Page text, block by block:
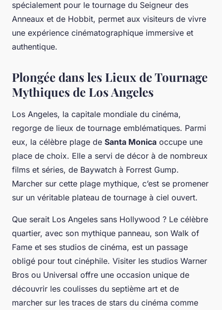
spécialement pour le tournage du Seigneur des
Anneaux et de Hobbit, permet aux visiteurs de vivre
une expérience cinématographique immersive et
authentique.
Plongée dans les Lieux de Tournage
Mythiques de Los Angeles
Los Angeles, la capitale mondiale du cinéma,
regorge de lieux de tournage emblématiques. Parmi
eux, la célèbre plage de Santa Monica occupe une
place de choix. Elle a servi de décor à de nombreux
films et séries, de Baywatch à Forrest Gump.
Marcher sur cette plage mythique, c’est se promener
sur un véritable plateau de tournage à ciel ouvert.
Que serait Los Angeles sans Hollywood ? Le célèbre
quartier, avec son mythique panneau, son Walk of
Fame et ses studios de cinéma, est un passage
obligé pour tout cinéphile. Visiter les studios Warner
Bros ou Universal offre une occasion unique de
découvrir les coulisses du septième art et de
marcher sur les traces de stars du cinéma comme